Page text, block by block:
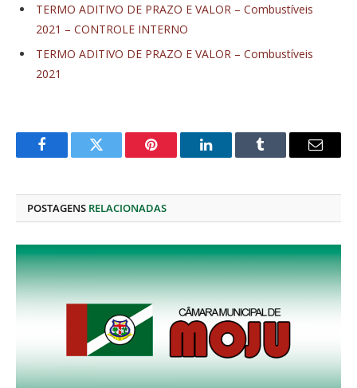
TERMO ADITIVO DE PRAZO E VALOR – Combustíveis
2021 – CONTROLE INTERNO
TERMO ADITIVO DE PRAZO E VALOR – Combustíveis
2021
FacebookTwitter Pinterest O
Tumblr
E-
POSTAGENS RELACIONADAS